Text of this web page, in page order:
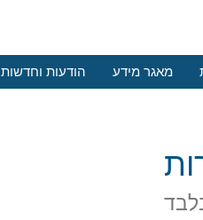
הודעות וחדשות מאגר מידע